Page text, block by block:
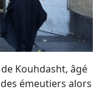
Kouhdasht, âgé
émeutiers alors